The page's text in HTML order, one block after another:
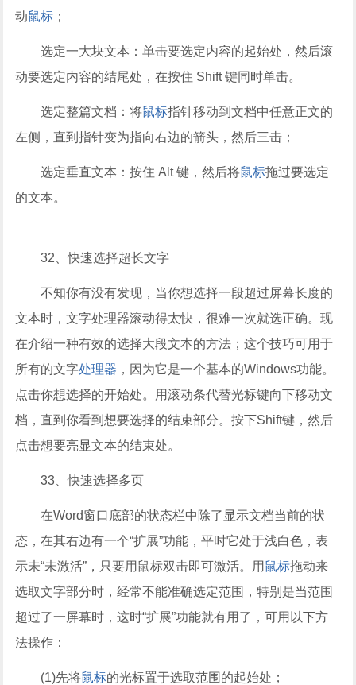
动鼠标 ；
选定一大块文本：单击要选定内容的起始处，然后滚
动要选定内容的结尾处，在按住 Shift 键同时单击。
选定整篇文档：将鼠标指针移动到文档中任意正文的
左侧，直到指针变为指向右边的箭头，然后三击；
选定垂直文本：按住 Alt 键，然后将鼠标拖过要选定
的文本。
32、快速选择超长文字
不知你有没有发现，当你想选择一段超过屏幕长度的
文本时，文字处理器滚动得太快，很难一次就选正确。现
在介绍一种有效的选择大段文本的方法；这个技巧可用于
所有的文字处理器 ，因为它是一个基本的Windows功能。
点击你想选择的开始处。用滚动条代替光标键向下移动文
档，直到你看到想要选择的结束部分。按下Shift键，然后
点击想要亮显文本的结束处。
33、快速选择多页
在Word窗口底部的状态栏中除了显示文档当前的状
态，在其右边有一个“扩展”功能，平时它处于浅白色，表
示未“未激活”，只要用鼠标双击即可激活。用 鼠标拖动来
选取文字部分时，经常不能准确选定范围，特别是当范围
超过了一屏幕时，这时“扩展”功能就有用了，可用以下方
法操作：
(1)先将鼠标的光标置于选取范围的起始处；